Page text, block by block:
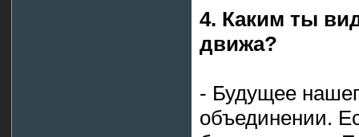
4. Каким ты
движа?
- Будущее
объединении.